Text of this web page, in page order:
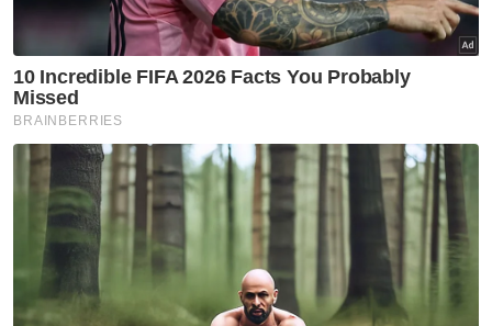
tapi nampaknya dia tak dapat nak rasai
perasaan seorang ibu itu.
Artikel Berkaitan:
Haji paling bermakna buat suami isteri, anak
Kewangan, krisis rumah tangga punca wanita kerja
di usia senja
Rumah tangga berantakan, Nora Danish - Nedim cari
jalan penyelesaian
"Kalau kakak sedar, mesti dia gembira sangat
sebab akhirnya ada anak sendiri. Tapi